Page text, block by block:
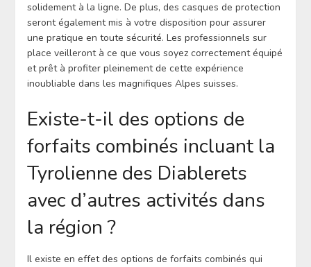
solidement à la ligne. De plus, des casques de protection
seront également mis à votre disposition pour assurer
une pratique en toute sécurité. Les professionnels sur
place veilleront à ce que vous soyez correctement équipé
et prêt à profiter pleinement de cette expérience
inoubliable dans les magnifiques Alpes suisses.
Existe-t-il des options de
forfaits combinés incluant la
Tyrolienne des Diablerets
avec d’autres activités dans
la région ?
Il existe en effet des options de forfaits combinés qui